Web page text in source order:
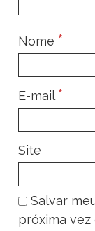
Nome *
E-mail*
Site
Salvar
próxima vez